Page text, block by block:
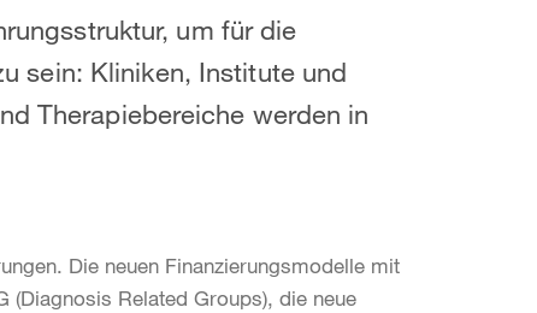
um für die
sein: Kliniken, Institute und
Therapiebereiche werden in
Die neuen Finanzierungsmodelle mit
(Diagnosis Related Groups), die neue